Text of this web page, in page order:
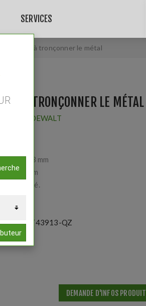
SERVICES
Disque à tronçonner le métal
À TRONÇONNER LE MÉTAL
DEWALT
x 22,23 mm
3 mm
déporté.
DT43913-QZ
DEMANDE D'INFOS PRODUIT